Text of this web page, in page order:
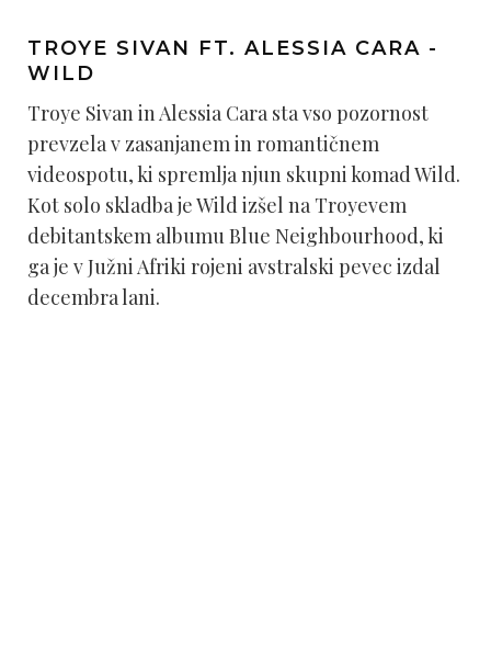
TROYE SIVAN FT. ALESSIA CARA -
WILD
Troye Sivan in Alessia Cara sta vso pozornost
prevzela v zasanjanem in romantičnem
videospotu, ki spremlja njun skupni komad Wild.
Kot solo skladba je Wild izšel na Troyevem
debitantskem albumu Blue Neighbourhood, ki
ga je v Južni Afriki rojeni avstralski pevec izdal
decembra lani.